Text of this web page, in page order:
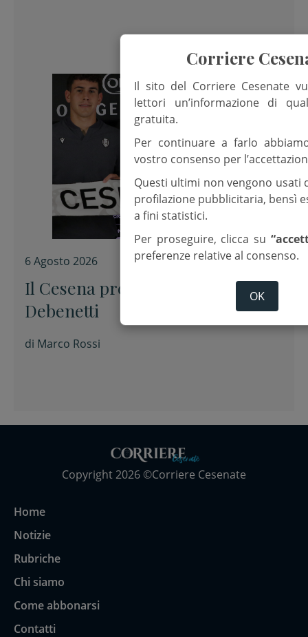
6 Agosto 2026
Il Cesena presenta Alessandro
Debenetti
di Marco Rossi
Copyright 2026 ©Corriere Cesenate
Home
Notizie
Rubriche
Chi siamo
Come abbonarsi
Contatti
Corriere
Il sito del Corriere Cesenate
lettori un’informazione di
gratuita.
Per continuare a farlo
vostro consenso per
Questi ultimi non vengono usati
profilazione pubblicitaria, bensì
a fini statistici.
Per proseguire, clicca su
preferenze relative al consenso.
OK